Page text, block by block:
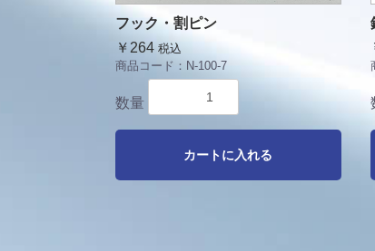
フック・割ピン
￥264 税込
商品コード： N-100-7
数量
カートに入れる